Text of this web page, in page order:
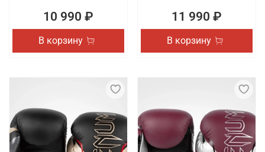
10 990 ₽
В корзину
11 990 ₽
В корзину